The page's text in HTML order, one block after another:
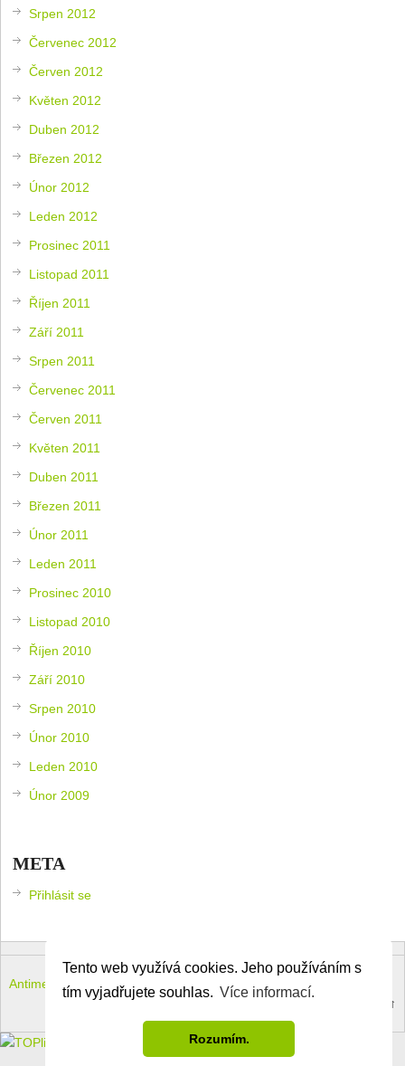
Tento web využívá cookies. Jeho používáním s
tím vyjadřujete souhlas. Více informací.
Rozumím.
Srpen 2012
Červenec 2012
Červen 2012
Květen 2012
Duben 2012
Březen 2012
Únor 2012
Leden 2012
Prosinec 2011
Listopad 2011
Říjen 2011
Září 2011
Srpen 2011
Červenec 2011
Červen 2011
Květen 2011
Duben 2011
Březen 2011
Únor 2011
Leden 2011
Prosinec 2010
Listopad 2010
Říjen 2010
Září 2010
Srpen 2010
Únor 2010
Leden 2010
Únor 2009
META
Přihlásit se
Antimeloun – komouši dneška
Copyright © 2026.
Back to Top ↑